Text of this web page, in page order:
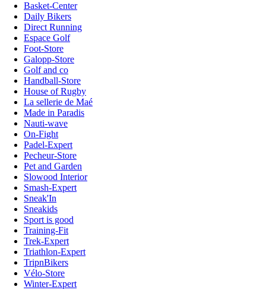
Basket-Center
Daily Bikers
Direct Running
Espace Golf
Foot-Store
Galopp-Store
Golf and co
Handball-Store
House of Rugby
La sellerie de Maé
Made in Paradis
Nauti-wave
On-Fight
Padel-Expert
Pecheur-Store
Pet and Garden
Slowood Interior
Smash-Expert
Sneak'In
Sneakids
Sport is good
Training-Fit
Trek-Expert
Triathlon-Expert
TripnBikers
Vélo-Store
Winter-Expert